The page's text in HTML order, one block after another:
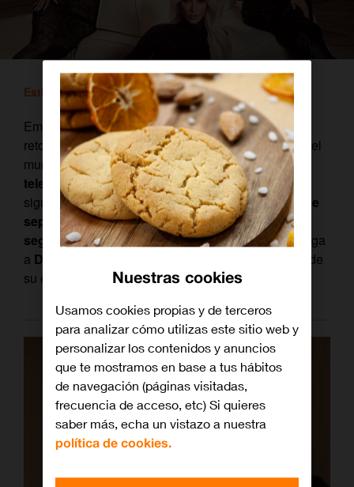
Esther Morales/ 21 septiembre, 2022
Empresarias, referentes de estilo, abanderadas del
retoque estético y, sin duda, las mayores estrellas del
mundoreality.Cinco diosas del entretenimiento
televisivoque han creado un sello propio y que
siguen conquistando a la audiencia. Eljueves 22 de
septiembreel clan K regresará a la pantalla con la
segunda temporada de ‘Las Kardashian’ , que llega
a Disney+
, casi al ritmo de
su estreno en Estados Unidos.
Nuestras cookies
Usamos cookies propias y de terceros
para analizar cómo utilizas este sitio web y
personalizar los contenidos y anuncios
que te mostramos en base a tus hábitos
de navegación (páginas visitadas,
frecuencia de acceso, etc) Si quieres
saber más, echa un vistazo a nuestra
política de cookies.